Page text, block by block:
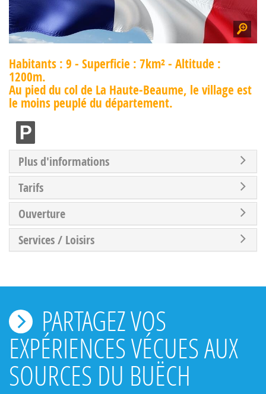
Habitants : 9 - Superficie : 7km² - Altitude :
1200m.
Au pied du col de La Haute-Beaume, le village est
le moins peuplé du département.
Plus d'informations
Tarifs
Ouverture
Services / Loisirs
PARTAGEZ VOS
EXPÉRIENCES VÉCUES AUX
SOURCES DU BUËCH